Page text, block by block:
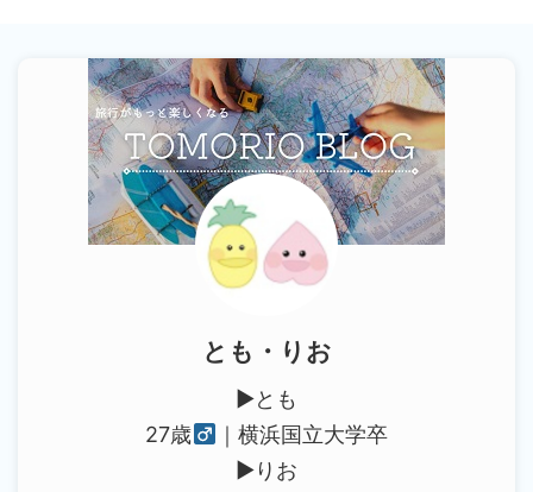
とも・りお
▶︎とも
27歳
｜横浜国立大学卒
▶︎りお